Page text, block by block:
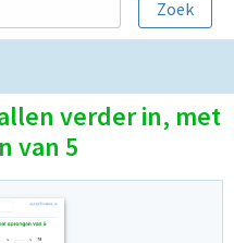
verder in, met
van 5